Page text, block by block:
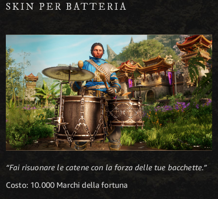
SKIN PER BATTERIA
“Fai risuonare le catene con la forza delle tue bacchette.”
Costo: 10.000 Marchi della fortuna